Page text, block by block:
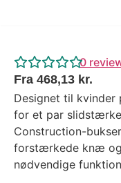
0
Fra 468,13 kr.
Designet til kvinder
for et par
Construction-
forstærkede knæ og
nødvendige